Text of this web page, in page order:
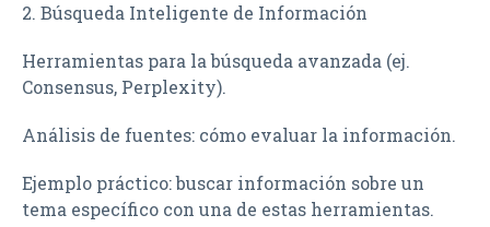
2. Búsqueda Inteligente de Información
Herramientas para la búsqueda avanzada (ej.
Consensus, Perplexity).
Análisis de fuentes: cómo evaluar la información.
Ejemplo práctico: buscar información sobre un
tema específico con una de estas herramientas.